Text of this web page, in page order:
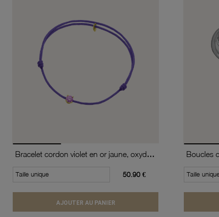
Bracelet cordon violet en or jaune, oxyde de zirconium
Taille unique 50.90 €
AJOUTER AU PANIER
Taille